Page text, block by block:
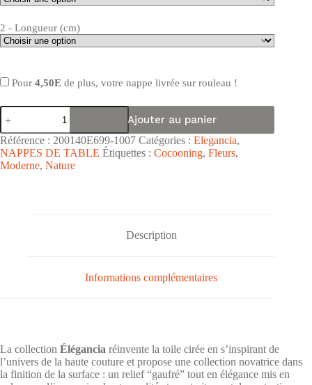
2 - Longueur (cm)
Pour 4,50E de plus, votre nappe livrée sur rouleau !
quantité
de
Nappe
de
table
toile
Ajouter au panier
Référence : 200140E699-1007 Catégories : Elegancia,
NAPPES DE TABLE Étiquettes : Cocooning, Fleurs,
Moderne, Nature
Description
Informations complémentaires
La collection Élégancia réinvente la toile cirée en s’inspirant de
l’univers de la haute couture et propose une collection novatrice dans
la finition de la surface : un relief “gaufré” tout en élégance mis en